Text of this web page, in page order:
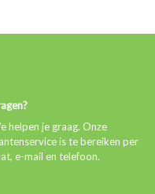
helpen je graag. Onze
is te bereiken per
e-mail en telefoon.